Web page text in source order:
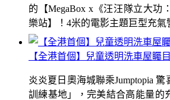
【全港首個】兒童透明洗車屋矚
炎炎夏日奧海城聯乘Jumptopia
訓練基地」，完美結合高能量的
的【MegaBox x《汪汪隊立大功
樂站】！4米的電影主題巨型充氣